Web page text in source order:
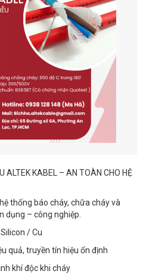
ALTEK KABEL – AN TOÀN CHO HỆ
thống báo cháy, chữa cháy và
dụng – công nghiệp.
/ Cu
quả, truyền tín hiệu ổn định
khí độc khi cháy